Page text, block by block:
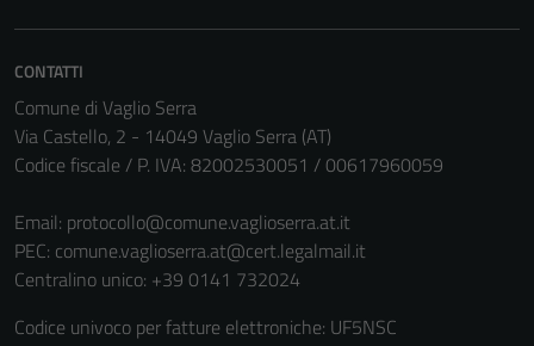
CONTATTI
Comune di Vaglio Serra
Via Castello, 2 - 14049 Vaglio Serra (AT)
Codice fiscale / P. IVA: 82002530051 / 00617960059
Email: protocollo@comune.vaglioserra.at.it
PEC: comune.vaglioserra.at@cert.legalmail.it
Centralino unico: +39 0141 732024
Codice univoco per fatture elettroniche: UF5NSC